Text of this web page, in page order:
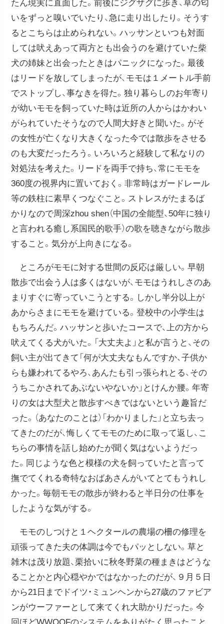
たん現実に直面した。前後にジグザグに歩き、草の匂
いをずっと嗅いでいたり、急に走り出したり。そうす
るとこちらは止められない。ハッサンといつも対面
しては吠えあって両方とも出会うのを避けていた柴
犬の姉妹と出会ったときはパニックになった。最後
はリードを放してしまったが、モモは１メートル手前
でストップし、事なきを得た。独り暮らしのお年寄り
が幼いモモを飼っていた時は近所の人からはかわい
がられていたそうなので人間大好きと聞いた。がそ
の女性が亡くなり大きくなった今では散歩をさせる
のも大変だったろう。いろいろと経験して私なりの
対処法を考えた。リードを両手で持ち、常にモモを
360度の視界内に置いておく。非常時はガードレール
等の鉄柱に素早くつなぐこと。ストレスがたまるば
かりなので周深zhou shen（中国の全能型、50年に独り
と言われる癒し系国民的歌手）の歌を聴きながら散歩
すること。気分が上向きになる。
ところがモモに対する世間の反応は厳しい。早朝
散歩で出会う人は多くはないが、モモはうれしさのあ
まりすぐに寄っていこうとする。しかし半分以上が
あからさまにモモを避けている。登校中の小学生は
もちろんだ。ハッサンと歩いたコースで、上の方から
吠えてくる犬がいた。「大丈夫よ」と私が言うと、その
飼い主が出てきて「何が大丈夫なもんですか、子供か
らも嫌われてるやろ、あんたも引っ張られとる、その
うちこかされてあぶないやないか」とけんか腰。年寄
りの女は大型犬と散歩すべきではないという趣旨だ
った。（あなたのことは）「わかりました」と立ち去っ
てきたのだが、悔しくてモモのために取って返し、こ
ちらの事情を話し始めたが聞く気はないようだっ
た。同じような色と模様の犬を飼っていたと言って
撫でてくれる奇特なおばあさんがいてとてもうれし
かった。毎朝モモの散歩が終わると半日分の仕事を
したような気がする。
モモのしつけと１ヘクタールの農場の柵の修理を
頑張ってきた夫の体調は今でもパッとしない。草と
雑木は茂り放題、栗拾いに秋冬野菜の種まきはどうな
ることかと内心穏やかではなかったのだが、９月５日
から21日までドイツ・ミュンヘンから27歳のファビア
ンがウーファーとして来てくれ大助かりだった。今